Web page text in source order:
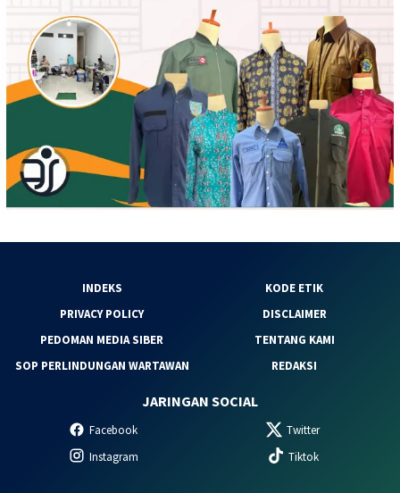
INDEKS
KODE ETIK
PRIVACY POLICY
DISCLAIMER
PEDOMAN MEDIA SIBER
TENTANG KAMI
SOP PERLINDUNGAN WARTAWAN
REDAKSI
JARINGAN SOCIAL
Facebook
Twitter
Instagram
Tiktok